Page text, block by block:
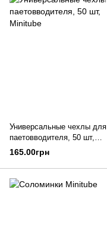
Универсальные чехлы для
паетовводителя, 50 шт,
Minitube
165.00грн